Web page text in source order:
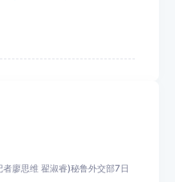
廖思维 翟淑睿)秘鲁外交部7日